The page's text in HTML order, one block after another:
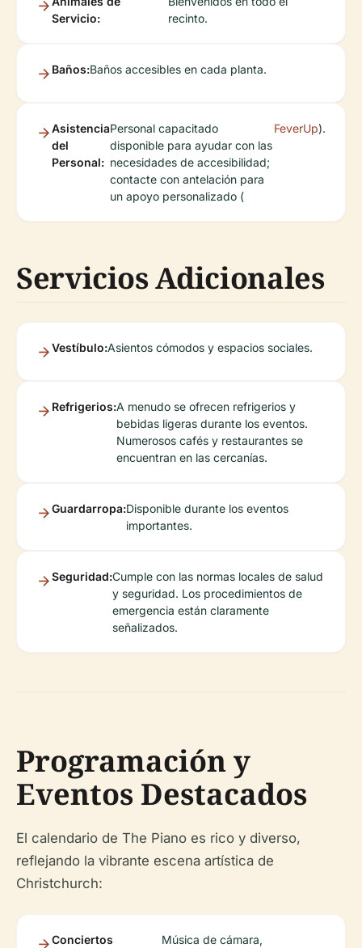
Servicio:
recinto.
Baños:Baños accesibles en cada planta.
Asistencia
del
Personal:
Personal capacitado
disponible para ayudar con las
necesidades de accesibilidad;
contacte con antelación para
un apoyo personalizado (
FeverUp).
Servicios Adicionales
Vestíbulo:Asientos cómodos y espacios sociales.
Refrigerios:A menudo se ofrecen refrigerios y
bebidas ligeras durante los eventos.
Numerosos cafés y restaurantes se
encuentran en las cercanías.
Guardarropa:Disponible durante los eventos
importantes.
Seguridad:Cumple con las normas locales de salud
y seguridad. Los procedimientos de
emergencia están claramente
señalizados.
Programación y
Eventos Destacados
El calendario de The Piano es rico y diverso,
reflejando la vibrante escena artística de
Christchurch:
Conciertos
Música de cámara,